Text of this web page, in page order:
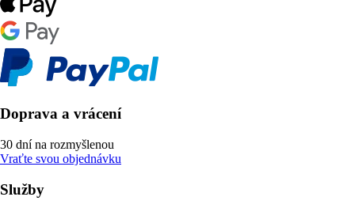
Doprava a vrácení
30 dní na rozmyšlenou
Vraťte svou objednávku
Služby